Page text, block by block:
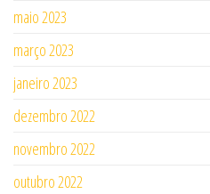
maio 2023
março 2023
janeiro 2023
dezembro 2022
novembro 2022
outubro 2022